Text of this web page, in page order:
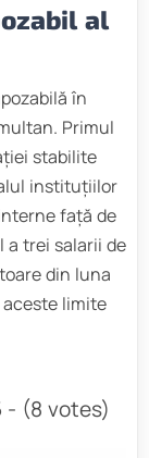
al
în
Primul
stabilite
instituțiilor
față de
a trei salarii de
din luna
limite
- (8 votes)